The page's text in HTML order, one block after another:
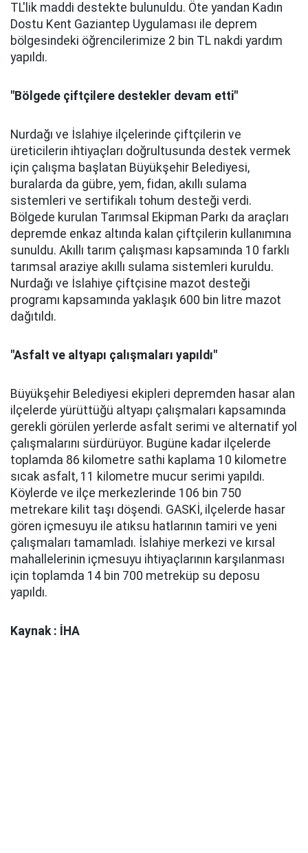
TL'lik maddi destekte bulunuldu. Öte yandan Kadın
Dostu Kent Gaziantep Uygulaması ile deprem
bölgesindeki öğrencilerimize 2 bin TL nakdi yardım
yapıldı.
"Bölgede çiftçilere destekler devam etti"
Nurdağı ve İslahiye ilçelerinde çiftçilerin ve
üreticilerin ihtiyaçları doğrultusunda destek vermek
için çalışma başlatan Büyükşehir Belediyesi,
buralarda da gübre, yem, fidan, akıllı sulama
sistemleri ve sertifikalı tohum desteği verdi.
Bölgede kurulan Tarımsal Ekipman Parkı da araçları
depremde enkaz altında kalan çiftçilerin kullanımına
sunuldu. Akıllı tarım çalışması kapsamında 10 farklı
tarımsal araziye akıllı sulama sistemleri kuruldu.
Nurdağı ve İslahiye çiftçisine mazot desteği
programı kapsamında yaklaşık 600 bin litre mazot
dağıtıldı.
"Asfalt ve altyapı çalışmaları yapıldı"
Büyükşehir Belediyesi ekipleri depremden hasar alan
ilçelerde yürüttüğü altyapı çalışmaları kapsamında
gerekli görülen yerlerde asfalt serimi ve alternatif yol
çalışmalarını sürdürüyor. Bugüne kadar ilçelerde
toplamda 86 kilometre sathi kaplama 10 kilometre
sıcak asfalt, 11 kilometre mucur serimi yapıldı.
Köylerde ve ilçe merkezlerinde 106 bin 750
metrekare kilit taşı döşendi. GASKİ, ilçelerde hasar
gören içmesuyu ile atıksu hatlarının tamiri ve yeni
çalışmaları tamamladı. İslahiye merkezi ve kırsal
mahallelerinin içmesuyu ihtiyaçlarının karşılanması
için toplamda 14 bin 700 metreküp su deposu
yapıldı.
Kaynak : İHA